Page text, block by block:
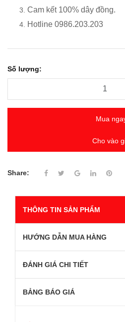
Cam kết 100% dây đồng.
Hotline 0986.203.203
Số lượng:
Mua
Cho vào
Share:
THÔNG TIN SẢN PHẨM
HƯỚNG DẪN MUA HÀNG
ĐÁNH GIÁ CHI TIẾT
BẢNG BÁO GIÁ